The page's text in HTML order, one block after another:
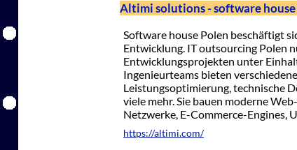
Altimi solutions - software house
Software house Polen beschäftigt
Entwicklung. IT outsourcing Polen
Entwicklungsprojekten unter
Ingenieurteams bieten
Leistungsoptimierung, technische
viele mehr. Sie bauen moderne
Netzwerke, E-Commerce-Engines,
https://altimi.com/